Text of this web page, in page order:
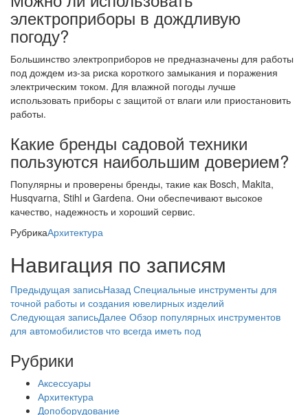
электроприборы в дождливую
погоду?
Большинство электроприборов не предназначены для работы
под дождем из-за риска короткого замыкания и поражения
электрическим током. Для влажной погоды лучше
использовать приборы с защитой от влаги или приостановить
работы.
Какие бренды садовой техники
пользуются наибольшим доверием?
Популярны и проверены бренды, такие как Bosch, Makita,
Husqvarna, Stihl и Gardena. Они обеспечивают высокое
качество, надежность и хороший сервис.
РубрикаАрхитектура
Навигация по записям
Предыдущая записьНазад Специальные инструменты для
точной работы и создания ювелирных изделий
Следующая записьДалее Обзор популярных инструментов
для автомобилистов что всегда иметь под
Рубрики
Аксессуары
Архитектура
Допоборудование